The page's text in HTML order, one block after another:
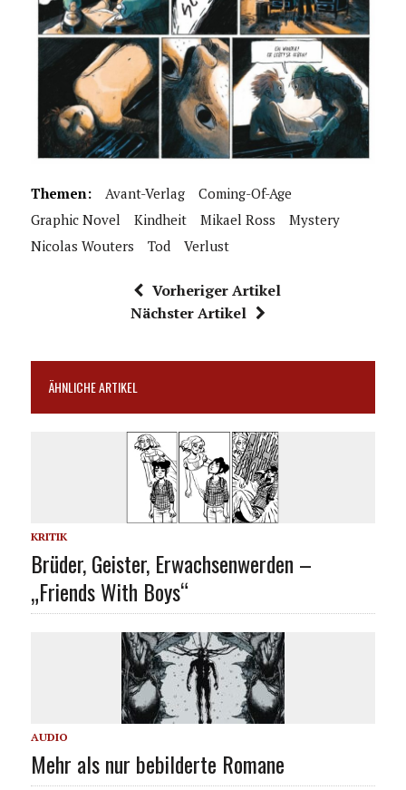
Themen: Avant-Verlag
Coming-Of-Age
Graphic Novel
Kindheit Mikael Ross
Mystery
Nicolas Wouters
Tod Verlust
Vorheriger Artikel
Nächster Artikel
ÄHNLICHE ARTIKEL
KRITIK
Brüder, Geister, Erwachsenwerden –
„Friends With Boys“
AUDIO
Mehr als nur bebilderte Romane